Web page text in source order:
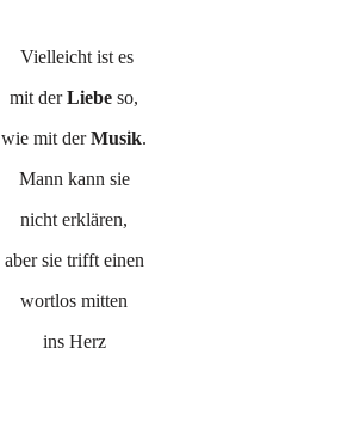
Vielleicht ist es
mit derLiebe so,
wie mit derMusik.
Mann kann sie
nicht erklären,
aber sie trifft einen
wortlos mitten
ins Herz